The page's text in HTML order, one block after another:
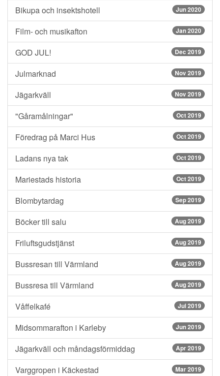
Bikupa och insektshotell Jun 2020
Film- och musikafton Jan 2020
GOD JUL! Dec 2019
Julmarknad Nov 2019
Jägarkväll Nov 2019
"Gåramålningar" Oct 2019
Föredrag på Marci Hus Oct 2019
Ladans nya tak Oct 2019
Mariestads historia Oct 2019
Blombytardag Sep 2019
Böcker till salu Aug 2019
Friluftsgudstjänst Aug 2019
Bussresan till Värmland Aug 2019
Bussresa till Värmland Aug 2019
Våffelkafé Jul 2019
Midsommarafton i Karleby Jun 2019
Jägarkväll och måndagsförmiddag Apr 2019
Varggropen i Käckestad Mar 2019